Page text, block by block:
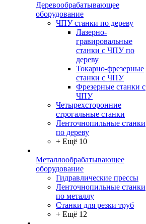
Деревообрабатывающее
оборудование
ЧПУ станки по дереву
Лазерно-
гравировальные
станки с ЧПУ по
дереву
Токарно-фрезерные
станки с ЧПУ
Фрезерные станки с
ЧПУ
Четырехсторонние
строгальные станки
Ленточнопильные станки
по дереву
+ Ещё 10
Металлообрабатывающее
оборудование
Гидравлические прессы
Ленточнопильные станки
по металлу
Станки для резки труб
+ Ещё 12